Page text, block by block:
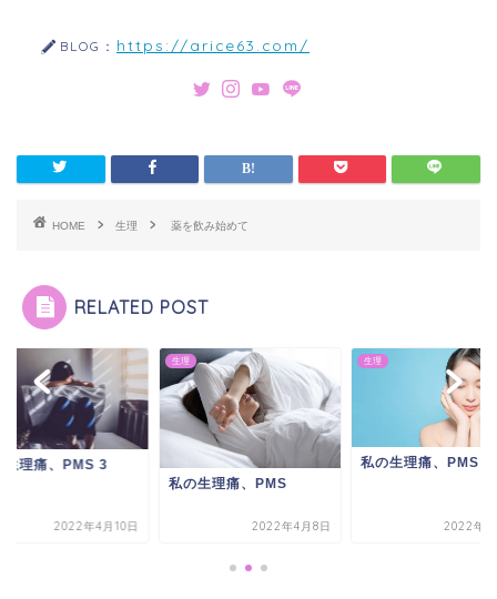
BLOG： https://arice63.com/
HOME 生理 薬を飲み始めて
RELATED POST
生理痛、PMS 3
2022年4月10日
生理
私の生理痛、PMS
2022年4月8日
生理
私の生理痛、PMS 2
2022年4